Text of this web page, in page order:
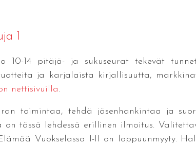
1
10-14 pitäjä- ja sukuseurat tekevät
ja karjalaista kirjallisuutta,
nettisivuilla.
toimintaa, tehdä jäsenhankintaa ja
tässä lehdessä erillinen ilmoitus.
Vuokselassa I-II on loppuunmyyty.